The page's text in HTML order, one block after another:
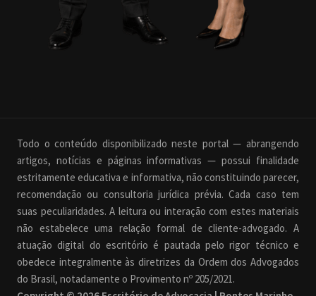
Todo o conteúdo disponibilizado neste portal — abrangendo
artigos, notícias e páginas informativas — possui finalidade
estritamente educativa e informativa, não constituindo parecer,
recomendação ou consultoria jurídica prévia. Cada caso tem
suas peculiaridades. A leitura ou interação com estes materiais
não estabelece uma relação formal de cliente-advogado. A
atuação digital do escritório é pautada pelo rigor técnico e
obedece integralmente às diretrizes da Ordem dos Advogados
do Brasil, notadamente o Provimento nº 205/2021.